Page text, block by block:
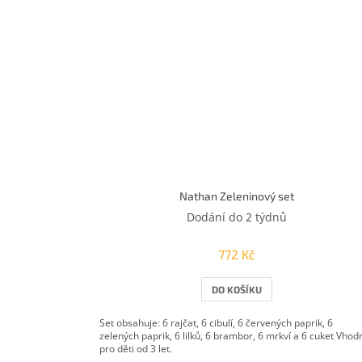
Nathan Zeleninový set
Dodání do 2 týdnů
772 Kč
DO KOŠÍKU
Set obsahuje: 6 rajčat, 6 cibulí, 6 červených paprik, 6
zelených paprik, 6 lilků, 6 brambor, 6 mrkví a 6 cuket
pro děti od 3 let.